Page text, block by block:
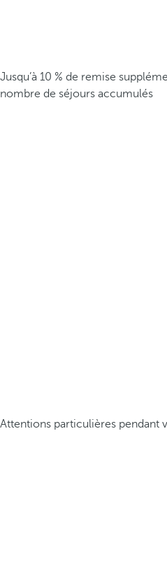
Jusqu’à 10 % de remise
nombre de séjours accumulés
Attentions particulières pendant